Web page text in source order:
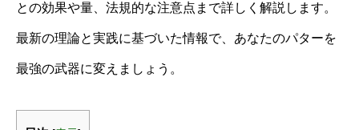
との効果や量、法規的な注意点まで詳しく解説します。
最新の理論と実践に基づいた情報で、あなたのパターを
最強の武器に変えましょう。